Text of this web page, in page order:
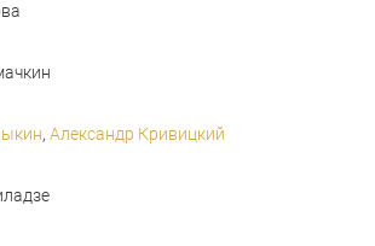
, Александр Кривицкий